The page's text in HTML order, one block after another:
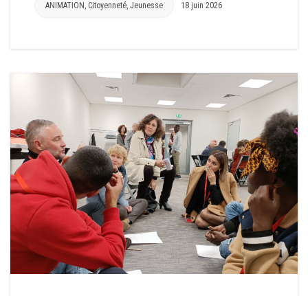
ANIMATION , Citoyenneté, Jeunesse 18 juin 2026